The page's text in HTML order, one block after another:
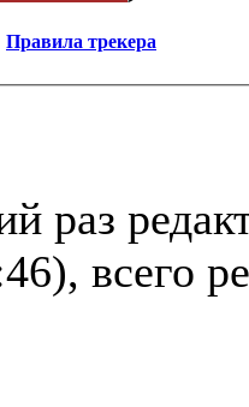
Правила трекера
раз
всего